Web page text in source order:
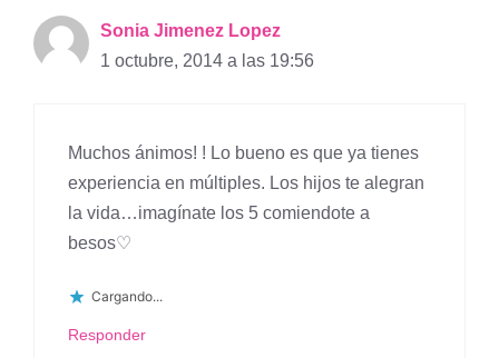
Sonia Jimenez Lopez
1 octubre, 2014 a las 19:56
Muchos ánimos! ! Lo bueno es que ya tienes
experiencia en múltiples. Los hijos te alegran
la vida…imagínate los 5 comiendote a
besos♡
Cargando...
Responder